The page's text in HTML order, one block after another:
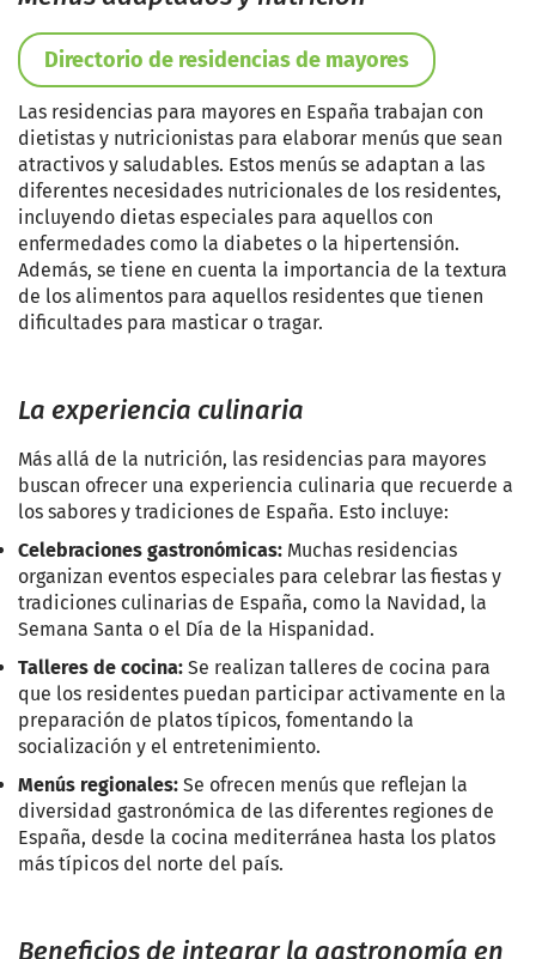
Directorio de residencias de mayores
Las residencias para mayores en España trabajan con
dietistas y nutricionistas para elaborar menús que sean
atractivos y saludables. Estos menús se adaptan a las
diferentes necesidades nutricionales de los residentes,
incluyendo dietas especiales para aquellos con
enfermedades como la diabetes o la hipertensión.
Además, se tiene en cuenta la importancia de la textura
de los alimentos para aquellos residentes que tienen
dificultades para masticar o tragar.
La experiencia culinaria
Más allá de la nutrición, las residencias para mayores
buscan ofrecer una experiencia culinaria que recuerde a
los sabores y tradiciones de España. Esto incluye:
Celebraciones gastronómicas: Muchas residencias
organizan eventos especiales para celebrar las fiestas y
tradiciones culinarias de España, como la Navidad, la
Semana Santa o el Día de la Hispanidad.
Talleres de cocina: Se realizan talleres de cocina para
que los residentes puedan participar activamente en la
preparación de platos típicos, fomentando la
socialización y el entretenimiento.
Menús regionales: Se ofrecen menús que reflejan la
diversidad gastronómica de las diferentes regiones de
España, desde la cocina mediterránea hasta los platos
más típicos del norte del país.
Beneficios de integrar la gastronomía en